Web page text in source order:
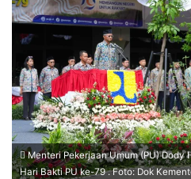
email
Menteri Pekerjaan Umum (PU) Dody
Hari Bakti PU ke-79 . Foto: Dok